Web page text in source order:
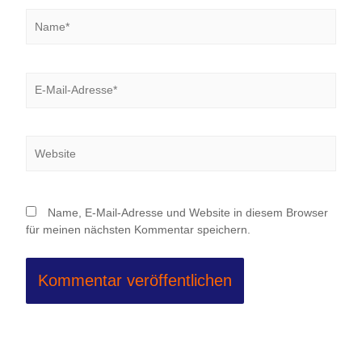
Mail-
Name, E-Mail-Adresse und Website in diesem Browser
für meinen nächsten Kommentar speichern.